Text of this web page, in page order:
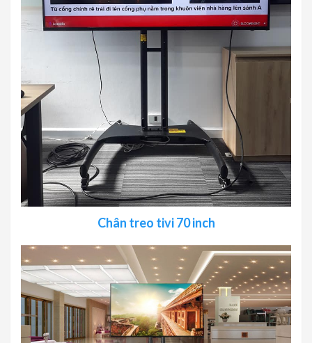
Chân treo tivi 70 inch